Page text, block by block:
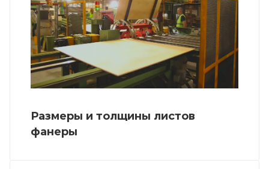
Размеры и толщины листов
фанеры